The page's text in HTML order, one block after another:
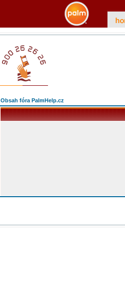
Obsah fóra PalmHelp.cz